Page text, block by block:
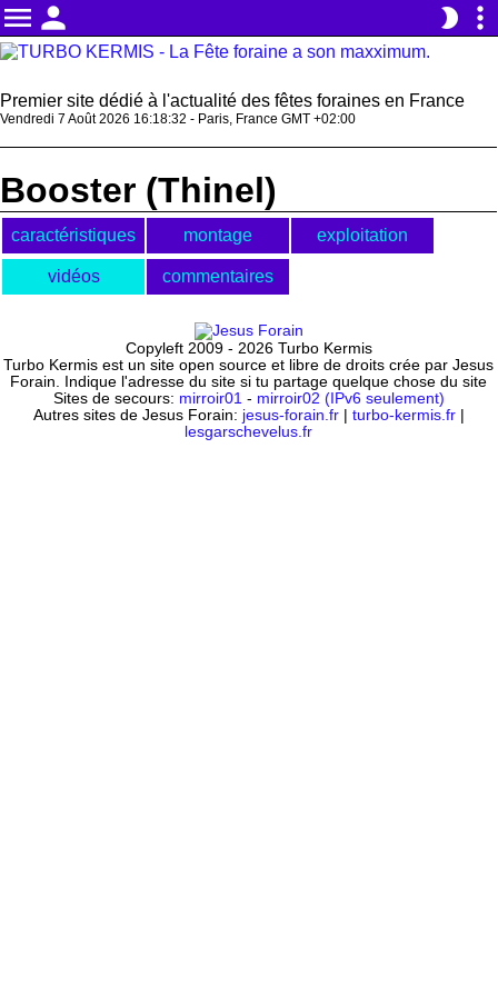
menu person brightness_2 more_vert
Premier site dédié à l'actualité des fêtes foraines en France
Vendredi 7 Août 2026 16:18:32 - Paris, France GMT +02:00
Booster (Thinel)
caractéristiques montage exploitation
vidéos commentaires
Copyleft 2009 - 2026 Turbo Kermis
Turbo Kermis est un site open source et libre de droits crée par Jesus
Forain. Indique l'adresse du site si tu partage quelque chose du site
Sites de secours: mirroir01 - mirroir02 (IPv6 seulement)
Autres sites de Jesus Forain: jesus-forain.fr| turbo-kermis.fr|
lesgarschevelus.fr